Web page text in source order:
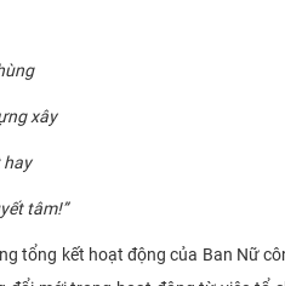
xây
hay
tâm!”
tổng kết hoạt động của Ban Nữ